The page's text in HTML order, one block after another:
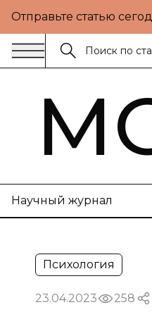
Отправьте статью
Научный журнал
Психология
23.04.2023 258